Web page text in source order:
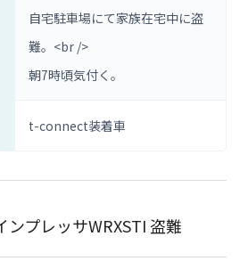
自宅駐車場にて家族在宅中に盗
難。<br />
朝7時頃気付く。
t-connect装着車
プレッサWRXSTI 盗難